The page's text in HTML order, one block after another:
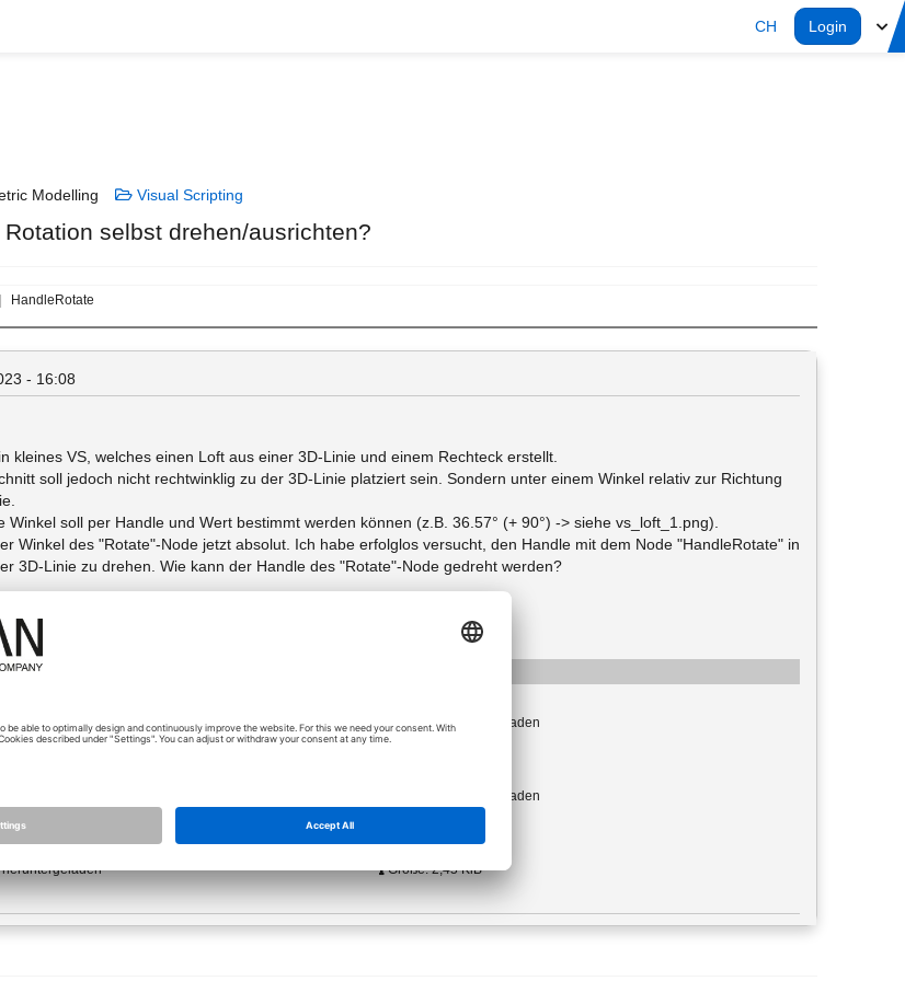
CH Login
Modelling Visual Scripting
selbst drehen/ausrichten?
HandleRotate
- 16:08
kleines VS, welches einen Loft aus einer 3D-Linie und einem Rechteck erstellt.
soll jedoch nicht rechtwinklig zu der 3D-Linie platziert sein. Sondern unter einem Winkel relativ zur Richtung
Winkel soll per Handle und Wert bestimmt werden können (z.B. 36.57° (+ 90°) -> siehe vs_loft_1.png).
Winkel des "Rotate"-Node jetzt absolut. Ich habe erfolglos versucht, den Handle mit dem Node "HandleRotate" in
3D-Linie zu drehen. Wie kann der Handle des "Rotate"-Node gedreht werden?
(3)
66-mal heruntergeladen
Größe: 55,94 KiB
51-mal heruntergeladen
Größe: 167,20 KiB
Größe: 2,45 KiB